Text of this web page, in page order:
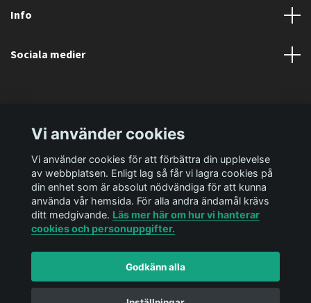
Info
Sociala medier
© 2026 Ediya Shop ABPowered by Quickbutik
Vi använder cookies
Vi använder cookies för att förbättra din upplevelse
av webbplatsen. Enligt lag så får vi lagra cookies på
din enhet som är absolut nödvändiga för att kunna
använda vår hemsida. För alla andra ändamål krävs
ditt medgivande. Läs mer här om hur vi hanterar
cookies och personuppgifter.
Godkänn alla